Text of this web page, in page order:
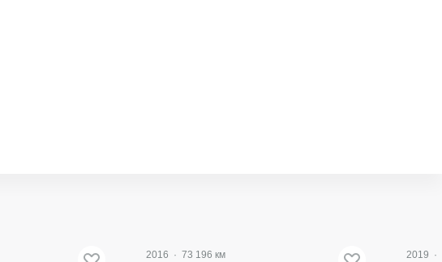
2016 · 73 196 км 2019 ·